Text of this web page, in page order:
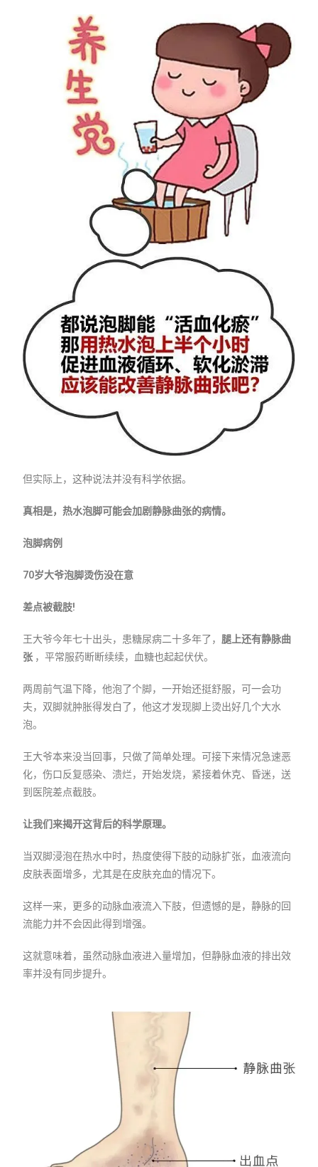
但实际上，这种说法并没有科学依据。
真相是，热水泡脚可能会加剧静脉曲张的病情。
泡脚病例
70岁大爷泡脚烫伤没在意
差点被截肢!
王大爷今年七十出头，患糖尿病二十多年了， 腿上还有静脉曲
张 ，平常服药断断续续，血糖也起起伏伏。
两周前气温下降，他泡了个脚，一开始还挺舒服，可一会功
夫，双脚就肿胀得发白了，他这才发现脚上烫出好几个大水
泡。
王大爷本来没当回事，只做了简单处理。可接下来情况急速恶
化，伤口反复感染、溃烂，开始发烧，紧接着休克、昏迷，送
到医院差点截肢。
让我们来揭开这背后的科学原理。
当双脚浸泡在热水中时，热度使得下肢的动脉扩张，血液流向
皮肤表面增多，尤其是在皮肤充血的情况下。
这样一来，更多的动脉血液流入下肢，但遗憾的是，静脉的回
流能力并不会因此得到增强。
这就意味着，虽然动脉血液进入量增加，但静脉血液的排出效
率并没有同步提升。